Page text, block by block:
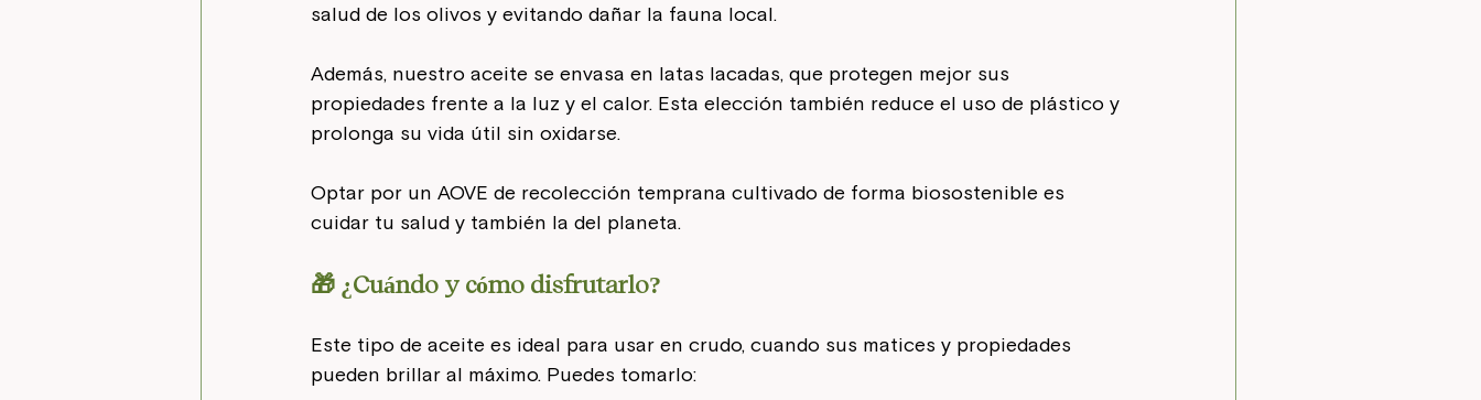
salud de los olivos y evitando dañar la fauna local.
Además, nuestro aceite se envasa en latas lacadas, que protegen mejor sus
propiedades frente a la luz y el calor. Esta elección también reduce el uso de plástico y
prolonga su vida útil sin oxidarse.
Optar por un AOVE de recolección temprana cultivado de forma biosostenible es
cuidar tu salud y también la del planeta.
🎁 ¿Cuándo y cómo disfrutarlo?
Este tipo de aceite es ideal para usar en crudo, cuando sus matices y propiedades
pueden brillar al máximo. Puedes tomarlo: